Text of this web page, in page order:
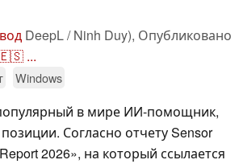
DeepL / Ninh Duy), Опубликовано
...
Windows
в мире ИИ-помощник,
Согласно отчету Sensor
2026», на который ссылается